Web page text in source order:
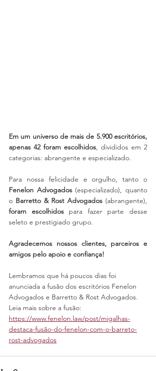
Em um universo de mais de 5.900 escritórios,
apenas 42 foram escolhidos, divididos em 2
categorias: abrangente e especializado.
Fenelon Advogados (especializado), quanto
o Barretto & Rost Advogados
foram escolhidos para fazer parte desse
seleto e prestigiado grupo.
Agradecemos nossos clientes, parceiros e
amigos pelo apoio e confiança!
Lembramos que há poucos dias foi
anunciada a fusão dos escritórios Fenelon
Advogados e Barretto & Rost Advogados.
Leia mais sobre a fusão:
https://www.fenelon.law/post/migalhas-
destaca-fusão-do-fenelon-com-o-barreto-
rost-advogados